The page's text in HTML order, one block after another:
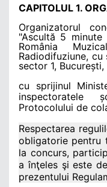
CAPITOLUL 1.
Organizatorul
"Ascultă 5 minute
România
Radiodifuziune,
sector 1, București,
cu sprijinul
inspectoratele
Protocolului de
Respectarea
obligatorie pentru
la concurs,
a înţeles şi este
prezentului